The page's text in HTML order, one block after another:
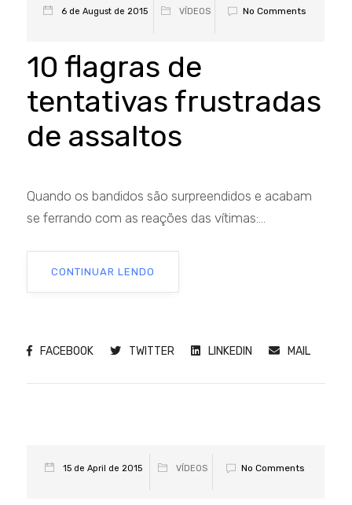
6 de August de 2015 VÍDEOS No Comments
10 flagras de
tentativas frustradas
de assaltos
Quando os bandidos são surpreendidos e acabam
se ferrando com as reações das vítimas:...
CONTINUAR LENDO
FACEBOOK TWITTER LINKEDIN MAIL
15 de April de 2015 VÍDEOS No Comments